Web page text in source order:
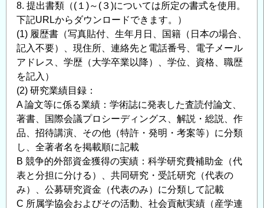
8. 提出書類（(１)～(３)については所定の書式を使用。
下記URLからダウンロードできます。）
(1) 履歴書（写真貼付、生年月日、国籍（日本の場合、
記入不要）、現住所、連絡先と電話番号、電子メール
アドレス、学歴（大学卒業以降）、学位、資格、職歴
を記入）
(2) 研究業績目録：
A 論文等に係る業績：学術誌に発表した査読付論文、
著書、国際会議プロシーディングス、解説・総説、作
品、招待講演、その他（特許・発明・考案等）に分類
し、全著者名を掲載順に記載
B 競争的外部資金獲得の実績：科学研究費補助金（代
表と分担に分ける）、共同研究・受託研究（代表の
み）、公募研究資金（代表のみ）に分類して記載
C 所属学協会およびその活動、社会貢献実績（産学連